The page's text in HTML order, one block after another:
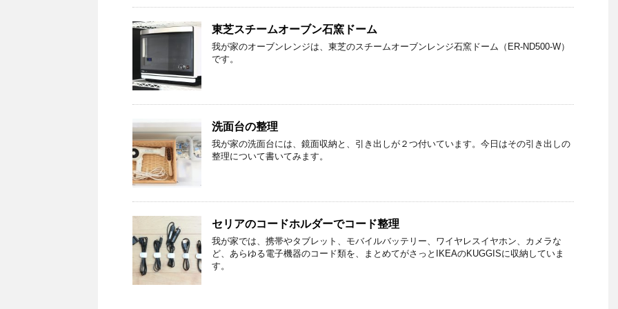
東芝スチームオーブン石窯ドーム
我が家のオーブンレンジは、東芝のスチームオーブンレンジ石窯ドーム（ER-ND500-W）
です。
洗面台の整理
我が家の洗面台には、鏡面収納と、引き出しが２つ付いています。今日はその引き出しの
整理について書いてみます。
セリアのコードホルダーでコード整理
我が家では、携帯やタブレット、モバイルバッテリー、ワイヤレスイヤホン、カメラな
ど、あらゆる電子機器のコード類を、まとめてがさっとIKEAのKUGGISに収納していま
す。